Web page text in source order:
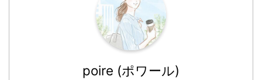
poire (ポワール)